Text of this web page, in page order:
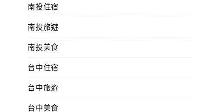
南投住宿
南投旅遊
南投美食
台中住宿
台中旅遊
台中美食